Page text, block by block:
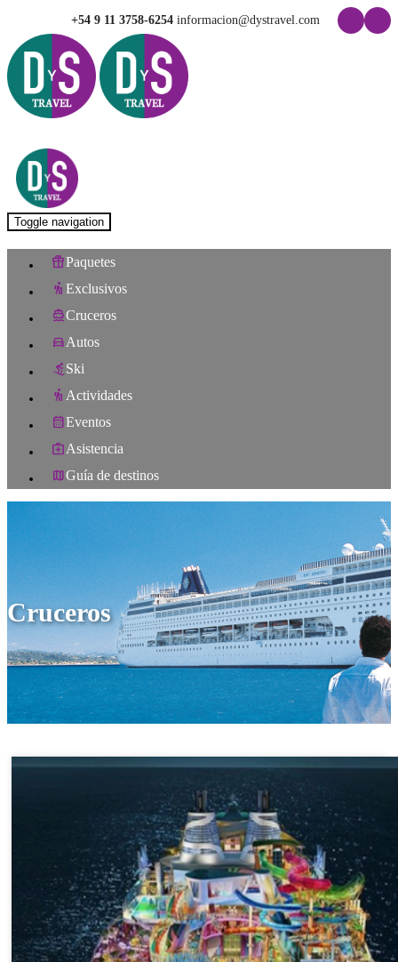
+54 9 11 3758-6254 informacion@dystravel.com
Toggle navigation
Paquetes
Exclusivos
Cruceros
Autos
Ski
Actividades
Eventos
Asistencia
Guía de destinos
Cruceros